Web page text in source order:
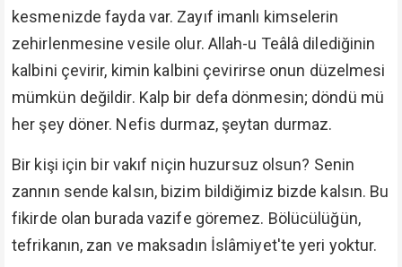
kesmenizde fayda var. Zayıf imanlı kimselerin
zehirlenmesine vesile olur. Allah-u Teâlâ dilediğinin
kalbini çevirir, kimin kalbini çevirirse onun düzelmesi
mümkün değildir. Kalp bir defa dönmesin; döndü mü
her şey döner. Nefis durmaz, şeytan durmaz.
Bir kişi için bir vakıf niçin huzursuz olsun? Senin
zannın sende kalsın, bizim bildiğimiz bizde kalsın. Bu
fikirde olan burada vazife göremez. Bölücülüğün,
tefrikanın, zan ve maksadın İslâmiyet'te yeri yoktur.